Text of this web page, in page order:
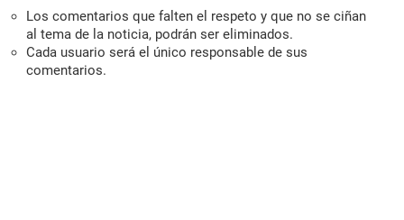
Los comentarios que falten el respeto y que no se ciñan
al tema de la noticia, podrán ser eliminados.
Cada usuario será el único responsable de sus
comentarios.